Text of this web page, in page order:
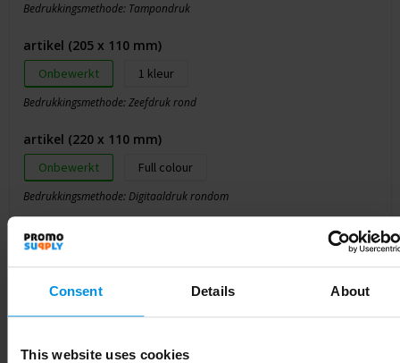
Consent Details About
This website uses cookies
Bedrukkingsmethode: Tampondruk
artikel (205 x 110 mm)
Onbewerkt 1
Bedrukkingsmethode: Zeefdruk rond
artikel (220 x 110 mm)
Onbewerkt Full colour
Bedrukkingsmethode: Digitaaldruk rondom
Jouw selectie
Selecteer jouw opties voor de prijsopgave.
Toevoegen aan winkelwagen